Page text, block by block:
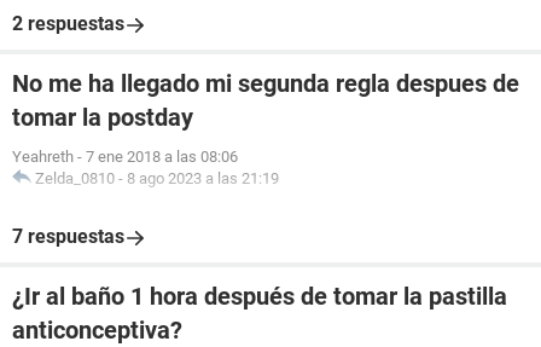
2 respuestas
No me ha llegado mi segunda regla despues de
tomar la postday
Yeahreth - 7 ene 2018 a las 08:06
Zelda_0810 - 8 ago 2023 a las 21:19
7 respuestas
¿Ir al baño 1 hora después de tomar la pastilla
anticonceptiva?